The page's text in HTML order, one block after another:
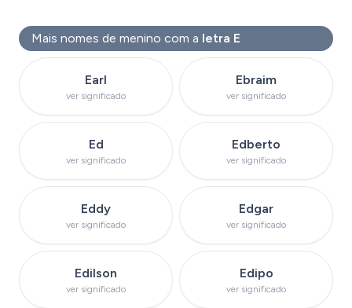
Mais nomes de menino com a letra E
Ver significado do nome
Earl
ver significado
Ver significado do
Ebraim
ver significado
Ver significado do nome
Ed
ver significado
Ver significado do
Edberto
ver significado
Ver significado do nome
Eddy
ver significado
Ver significado do
Edgar
ver significado
Ver significado do nome
Edilson
ver significado
Ver significado do
Edipo
ver significado